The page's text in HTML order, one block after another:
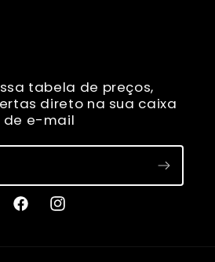
tabela de preços,
direto na sua caixa
de e-mail
FacebookInstagram